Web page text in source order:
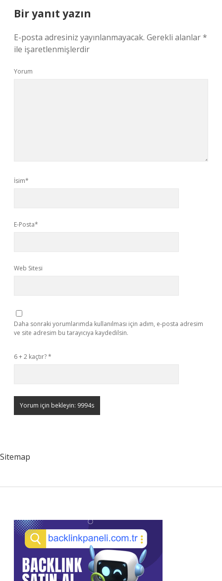
Bir yanıt yazın
E-posta adresiniz yayınlanmayacak. Gerekli alanlar*
ile işaretlenmişlerdir
Yorum
İsim*
E-Posta*
Web Sitesi
Daha sonraki yorumlarımda kullanılması için adım, e-posta adresim
ve site adresim bu tarayıcıya kaydedilsin.
6 + 2 kaçtır?*
Sitemap
Sidebar